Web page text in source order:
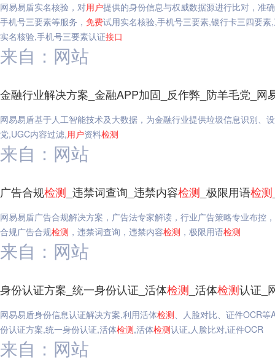
网易易盾实名核验，对用户提供的身份信息与权威数据源进行比对，准
手机号三要素等服务， 免费试用实名核验,手机号三要素,银行卡三四要
实名核验,手机号三要素认证接口
来自：网站
金融行业解决方案_金融APP加固_反作弊_防羊毛党_网
网易易盾基于人工智能技术及大数据，为金融行业提供垃圾信息识别、
党,UGC内容过滤,用户资料检测
来自：网站
广告合规检测 _违禁词查询_违禁内容检测 _极限用语检测
网易易盾广告合规解决方案，广告法专家解读，行业广告策略专业布控，
合规广告合规检测 ，违禁词查询，违禁内容检测 ，极限用语检测
来自：网站
身份认证方案_统一身份认证_活体检测 _活体检测认证_
网易易盾身份信息认证解决方案,利用活体检测、人脸对比、证件OCR等
份认证方案,统一身份认证,活体检测,活体检测认证,人脸比对,证件OCR
来自：网站